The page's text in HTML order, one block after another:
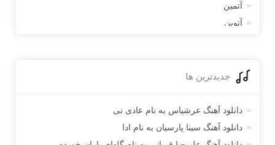
آتمین
آتوین
آدوین
آدینه
آراد
آراد شاک
جدیدترین ها
دانلود آهنگ عرشیاس به نام عادی نی
دانلود آهنگ سینا پارسیان به نام ادا